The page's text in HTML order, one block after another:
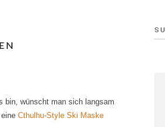
bin, wünscht man sich langsam
Cthulhu-Style Ski Maske